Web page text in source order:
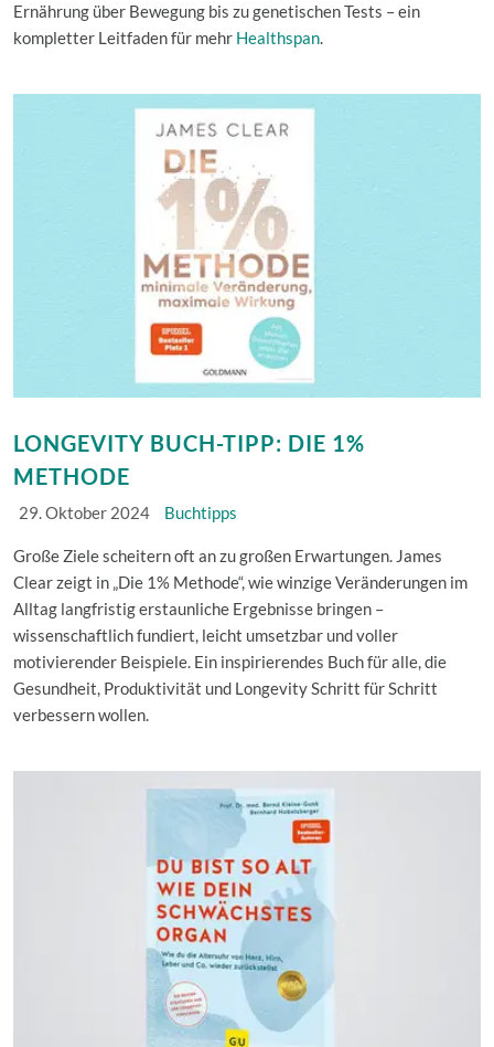
Ernährung über Bewegung bis zu genetischen Tests – ein
kompletter Leitfaden für mehr Healthspan.
LONGEVITY BUCH-TIPP: DIE 1%
METHODE
29. Oktober 2024 Buchtipps
Große Ziele scheitern oft an zu großen Erwartungen. James
Clear zeigt in „Die 1% Methode“, wie winzige Veränderungen im
Alltag langfristig erstaunliche Ergebnisse bringen –
wissenschaftlich fundiert, leicht umsetzbar und voller
motivierender Beispiele. Ein inspirierendes Buch für alle, die
Gesundheit, Produktivität und Longevity Schritt für Schritt
verbessern wollen.